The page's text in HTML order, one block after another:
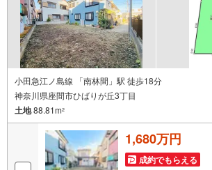
小田急江ノ島線 「南林間」駅 徒歩18分
神奈川県座間市ひばりが丘3丁目
土地88.81m2
1,680万円
成約でもらえる